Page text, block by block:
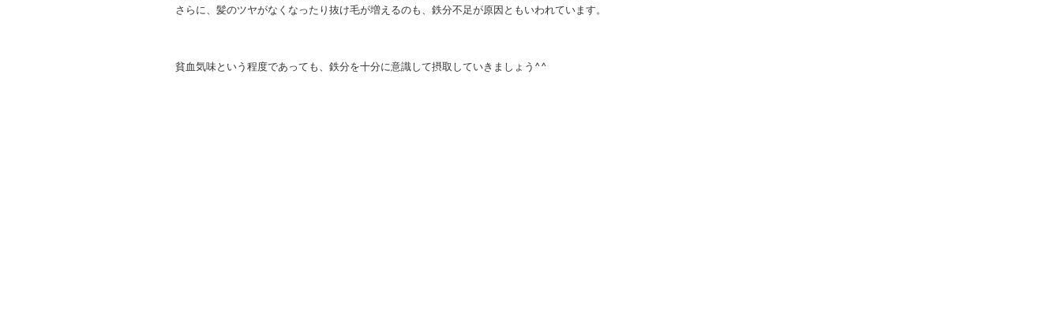
さらに、髪のツヤがなくなったり抜け毛が増えるのも、鉄分不足が原因ともいわれています。
貧血気味という程度であっても、鉄分を十分に意識して摂取していきましょう^^